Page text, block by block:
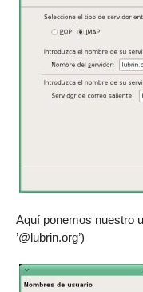
Aquí ponemos nuestro
’@lubrin.org’)